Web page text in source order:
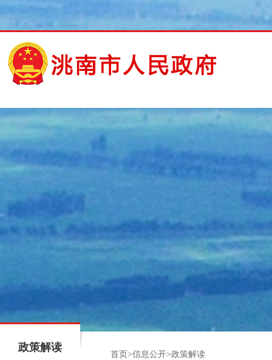
政策解读
首页 >信息公开>政策解读